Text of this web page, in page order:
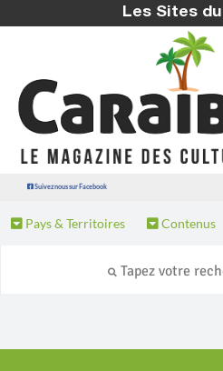
Les Sites
Suivez nous sur Facebook
Pays & Territoires Contenus